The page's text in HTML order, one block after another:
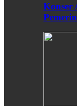
Konser